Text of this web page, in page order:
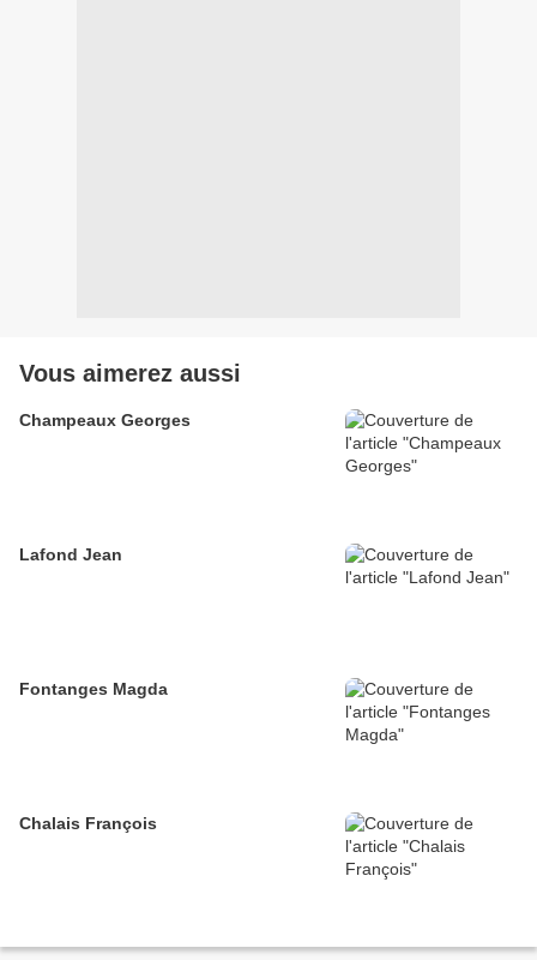
Vous aimerez aussi
Champeaux Georges
Lafond Jean
Fontanges Magda
Chalais François